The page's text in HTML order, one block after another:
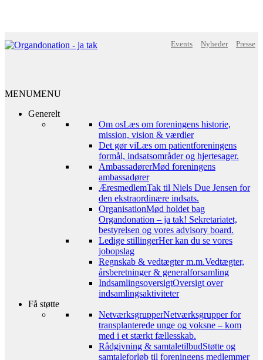
Events Nyheder Presse
MENUMENU
Generelt
Om osLæs om foreningens historie,
mission, vision & værdier
Det gør viLæs om patientforeningens
formål, indsatsområder og hjertesager.
AmbassadørerMød foreningens
ambassadører
ÆresmedlemTak til Niels Due Jensen for
den ekstraordinære indsats.
OrganisationMød holdet bag
Organdonation – ja tak! Sekretariatet,
bestyrelsen og vores advisory board.
Ledige stillingerHer kan du se vores
jobopslag
Regnskab & vedtægter m.m.Vedtægter,
årsberetninger & generalforsamling
IndsamlingsoversigtOversigt over
indsamlingsaktiviteter
Få støtte
NetværksgrupperNetværksgrupper for
transplanterede unge og voksne – kom
med i et stærkt fællesskab.
Rådgivning & samtaletilbudStøtte og
samtaleforløb til foreningens medlemmer